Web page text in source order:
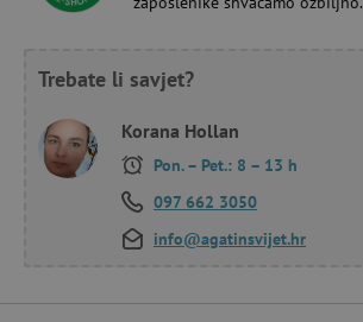
Trebate li savjet?
Korana Hollan
Pon. – Pet.: 8 – 13 h
097 662 3050
info@agatinsvijet.hr